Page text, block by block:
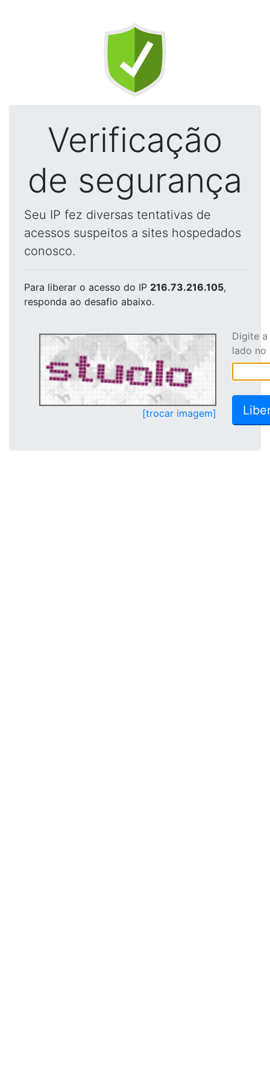
Verificação
de segurança
Seu IP fez diversas tentativas de
acessos suspeitos a sites hospedados
conosco.
Para liberar o acesso do IP 216.73.216.105,
responda ao desafio abaixo.
[trocar imagem]
Digite
lado no